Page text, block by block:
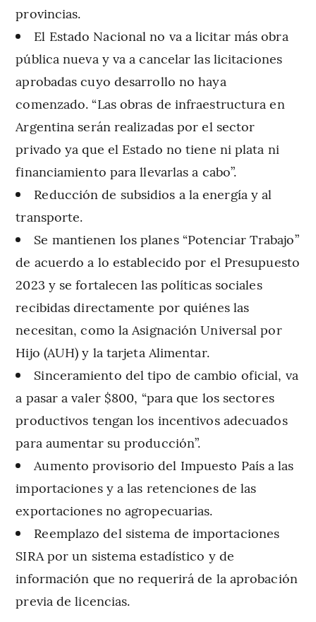
provincias.
El Estado Nacional no va a licitar más obra
pública nueva y va a cancelar las licitaciones
aprobadas cuyo desarrollo no haya
comenzado. “Las obras de infraestructura en
Argentina serán realizadas por el sector
privado ya que el Estado no tiene ni plata ni
financiamiento para llevarlas a cabo”.
Reducción de subsidios a la energía y al
transporte.
Se mantienen los planes “Potenciar Trabajo”
de acuerdo a lo establecido por el Presupuesto
2023 y se fortalecen las políticas sociales
recibidas directamente por quiénes las
necesitan, como la Asignación Universal por
Hijo (AUH) y la tarjeta Alimentar.
Sinceramiento del tipo de cambio oficial, va
a pasar a valer $800, “para que los sectores
productivos tengan los incentivos adecuados
para aumentar su producción”.
Aumento provisorio del Impuesto País a las
importaciones y a las retenciones de las
exportaciones no agropecuarias.
Reemplazo del sistema de importaciones
SIRA por un sistema estadístico y de
información que no requerirá de la aprobación
previa de licencias.